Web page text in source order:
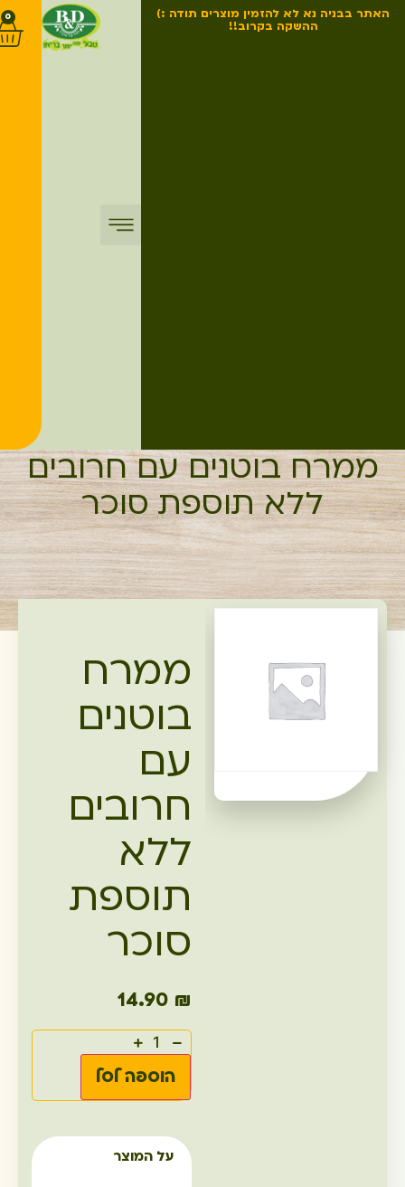
האתר בבניה נא לא להזמין מוצרים תודה :)
ההשקה בקרוב!!
0
ממרח בוטנים עם חרובים
ללא תוספת סוכר
ממרח
בוטנים
עם
חרובים
ללא
תוספת
סוכר
14.90 ₪
הוספה לסל
על המוצר